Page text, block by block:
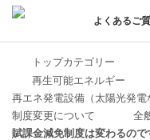
よくあるご
トップカテゴリー
再生可能エネルギー
再エネ発電設備（太陽光発
制度変更について
全
賦課金減免制度は変わるので